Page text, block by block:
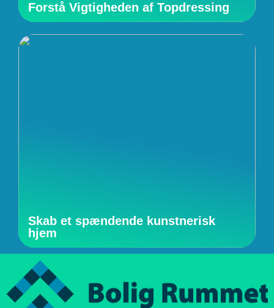
Forstå Vigtigheden af Topdressing
Skab et spændende kunstnerisk
hjem